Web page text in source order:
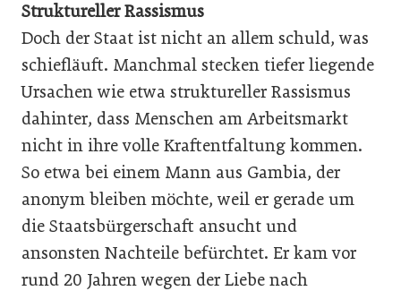
Struktureller Rassismus
Doch der Staat ist nicht an allem schuld, was
schiefläuft. Manchmal stecken tiefer liegende
Ursachen wie etwa struktureller Rassismus
dahinter, dass Menschen am Arbeitsmarkt
nicht in ihre volle Kraftentfaltung kommen.
So etwa bei einem Mann aus Gambia, der
anonym bleiben möchte, weil er gerade um
die Staatsbürgerschaft ansucht und
ansonsten Nachteile befürchtet. Er kam vor
rund 20 Jahren wegen der Liebe nach